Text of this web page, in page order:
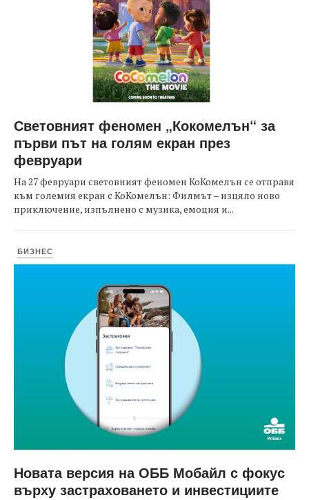
Световният феномен „Кокомелън“ за
първи път на голям екран през
февруари
На 27 февруари световният феномен КоКомелън се отправя
към големия екран с КоКомелън: Филмът – изцяло ново
приключение, изпълнено с музика, емоция и...
БИЗНЕС
Новата версия на ОББ Мобайл с фокус
върху застраховането и инвестициите